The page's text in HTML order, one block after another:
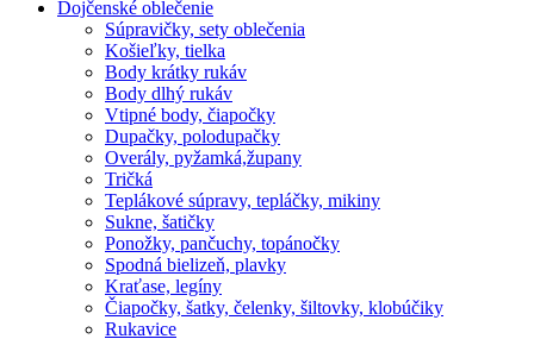
Dojčenské oblečenie
Súpravičky, sety oblečenia
Košieľky, tielka
Body krátky rukáv
Body dlhý rukáv
Vtipné body, čiapočky
Dupačky, polodupačky
Overály, pyžamká,župany
Tričká
Teplákové súpravy, tepláčky, mikiny
Sukne, šatičky
Ponožky, pančuchy, topánočky
Spodná bielizeň, plavky
Kraťase, legíny
Čiapočky, šatky, čelenky, šiltovky, klobúčiky
Rukavice